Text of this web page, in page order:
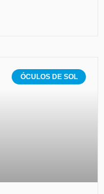
ÓCULOS DE SOL